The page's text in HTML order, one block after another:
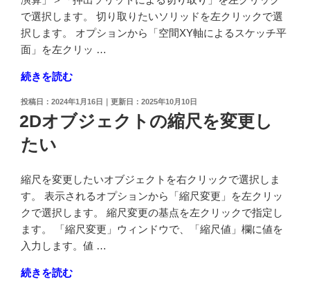
め
方
向
配
列
ピ
ー
た
い"
の
で選択します。 切り取りたいソリッドを左クリックで選
択します。 オプションから「空間XY軸によるスケッチ平
面」を左クリッ …
"ソ
ッ
ド
の
部
を
切
り
取
た
続きを読む
投
日:
2024年1月16日 2025年10月10日
2Dオブジェクトの縮尺を変更し
たい
縮尺を変更したいオブジェクトを右クリックで選択しま
す。 表示されるオプションから「縮尺変更」を左クリッ
クで選択します。 縮尺変更の基点を左クリックで指定し
ます。 「縮尺変更」ウィンドウで、「縮尺値」欄に値を
入力します。値 …
"2D
続きを読む